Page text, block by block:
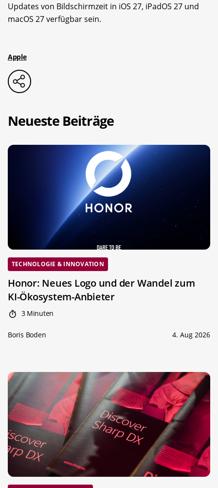
Updates von Bildschirmzeit in iOS 27, iPadOS 27 und
macOS 27 verfügbar sein.
Apple
Neueste Beiträge
TECHNOLOGIE & INNOVATION
Honor: Neues Logo und der Wandel zum
KI-Ökosystem-Anbieter
3 Minuten
Boris Boden 4. Aug 2026